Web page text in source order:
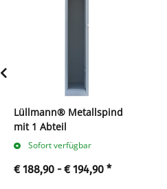
Lüllmann® Metallspind
mit 1 Abteil
Sofort verfügbar
€ 188,90 -€ 194,90 *